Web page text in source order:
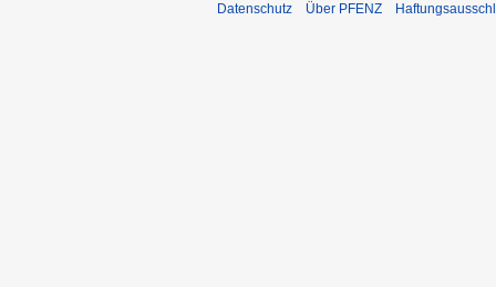
Datenschutz Über PFENZ